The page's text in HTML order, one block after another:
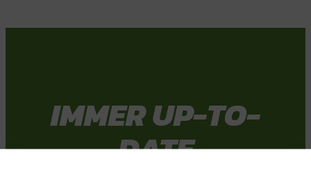
IMMER UP-TO-
DATE